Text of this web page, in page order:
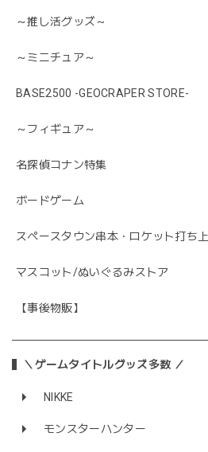
～推し活グッズ～
～ミニチュア～
BASE2500 -GEOCRAPER STORE-
～フィギュア～
名探偵コナン特集
ボードゲーム
スペースタウン串本・ロケット打ち
マスコット/ぬいぐるみストア
【事後物販】
＼ゲームタイトルグッズ多数 ／
NIKKE
モンスターハンター